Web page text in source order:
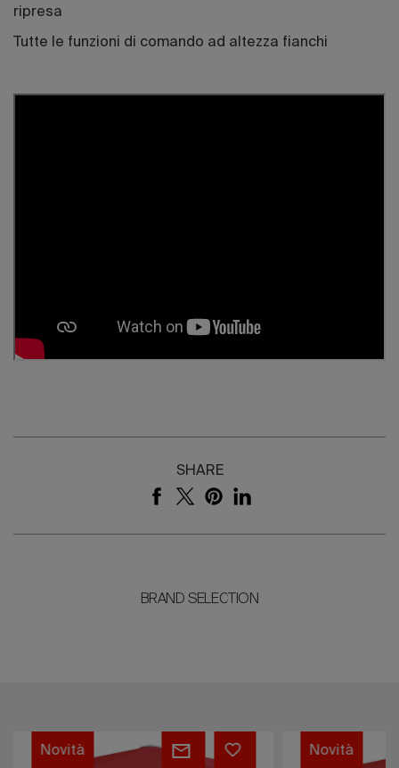
ripresa
Tutte le funzioni di comando ad altezza fianchi
SHARE
BRAND SELECTION
FORTERO®
Novità
FORTINO®
Novità